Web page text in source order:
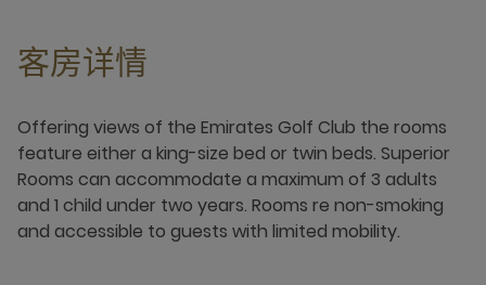
客房详情
Offering views of the Emirates Golf Club the rooms
feature either a king-size bed or twin beds. Superior
Rooms can accommodate a maximum of 3 adults
and 1 child under two years. Rooms re non-smoking
and accessible to guests with limited mobility.